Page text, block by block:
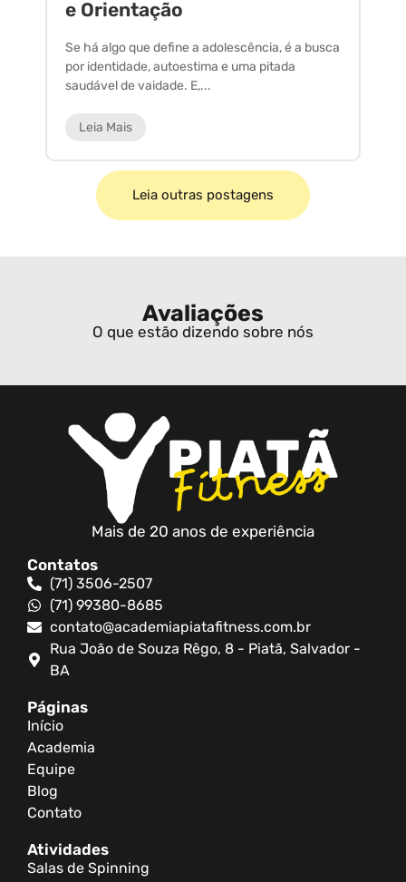
e Orientação
Se há algo que define a adolescência, é a busca
por identidade, autoestima e uma pitada
saudável de vaidade. E,...
Leia Mais
Leia outras postagens
Avaliações
O que estão dizendo sobre nós
Mais de 20 anos de experiência
Contatos
(71) 3506-2507
(71) 99380-8685
contato@academiapiatafitness.com.br
Rua João de Souza Rêgo, 8 - Piatã, Salvador -
BA
Páginas
Início
Academia
Equipe
Blog
Contato
Atividades
Salas de Spinning